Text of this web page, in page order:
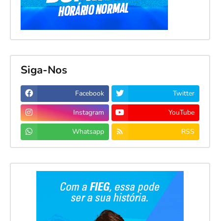
Siga-Nos
Facebook Twitter
Instagram YouTube
Whatsapp RSS